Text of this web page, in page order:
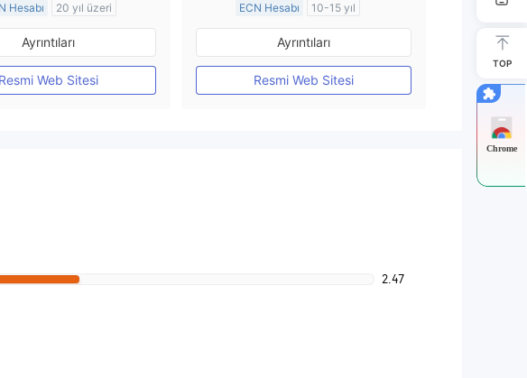
Hesabı
20 yıl üzeri
Düzenleyici Ülke/Bölge: Avustralya
Yapıcılık (MM)
Tam Lisans
Ayrıntıları
Resmi Web Sitesi
ECN Hesabı
10-15 yıl
Düzenleyici Ülke/Bölge: Avustralya
Pazar Yapıcılık (MM)
MT4 Tam Lisans
Ayrıntıları
Resmi Web Sitesi
2.47
TOP
Chrome